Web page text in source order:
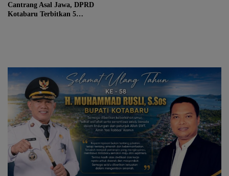
Cantrang Asal Jawa, DPRD
Kotabaru Terbitkan 5